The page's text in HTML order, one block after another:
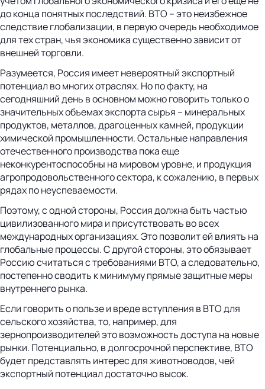
до конца понятных последствий. ВТО – это неизбежное
следствие глобализации, в первую очередь необходимое
для тех стран, чья экономика существенно зависит от
внешней торговли.
Разумеется, Россия имеет невероятный экспортный
потенциал во многих отраслях. Но по факту, на
сегодняшний день в основном можно говорить только о
значительных объемах экспорта сырья – минеральных
продуктов, металлов, драгоценных камней, продукции
химической промышленности. Остальные направления
отечественного производства пока еще
неконкурентоспособны на мировом уровне, и продукция
агропродовольственного сектора, к сожалению, в первых
рядах по неуспеваемости.
Поэтому, с одной стороны, Россия должна быть частью
цивилизованного мира и присутствовать во всех
международных организациях. Это позволит ей влиять на
глобальные процессы. С другой стороны, это обязывает
Россию считаться с требованиями ВТО, а следовательно,
постепенно сводить к минимуму прямые защитные меры
внутреннего рынка.
Если говорить о пользе и вреде вступления в ВТО для
сельского хозяйства, то, например, для
зернопроизводителей это возможность доступа на новые
рынки. Потенциально, в долгосрочной перспективе, ВТО
будет представлять интерес для животноводов, чей
экспортный потенциал достаточно высок.